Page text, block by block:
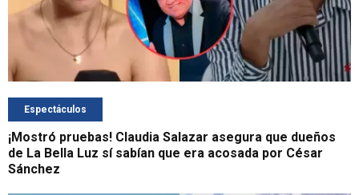
Espectáculos
¡Mostró pruebas! Claudia Salazar asegura que dueños
de La Bella Luz sí sabían que era acosada por César
Sánchez